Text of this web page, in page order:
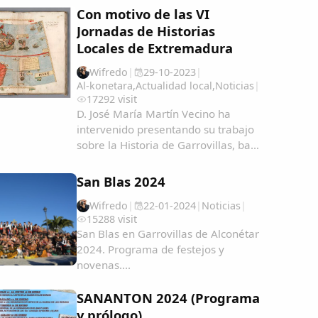
Con motivo de las VI
Jornadas de Historias
Locales de Extremadura
Wifredo | 29-10-2023|
Al-konetara,Actualidad local,Noticias |
17292 visit
D. José María Martín Vecino ha
intervenido presentando su trabajo
sobre la Historia de Garrovillas, bajo
Filipinas, una aproximación
AmeÃ&#140;&#129;rica-y-Filipinas-
una...
San Blas 2024
Wifredo | 22-01-2024| Noticias |
15288 visit
San Blas en Garrovillas de Alconétar
2024. Programa de festejos y
novenas....
SANANTON 2024 (Programa